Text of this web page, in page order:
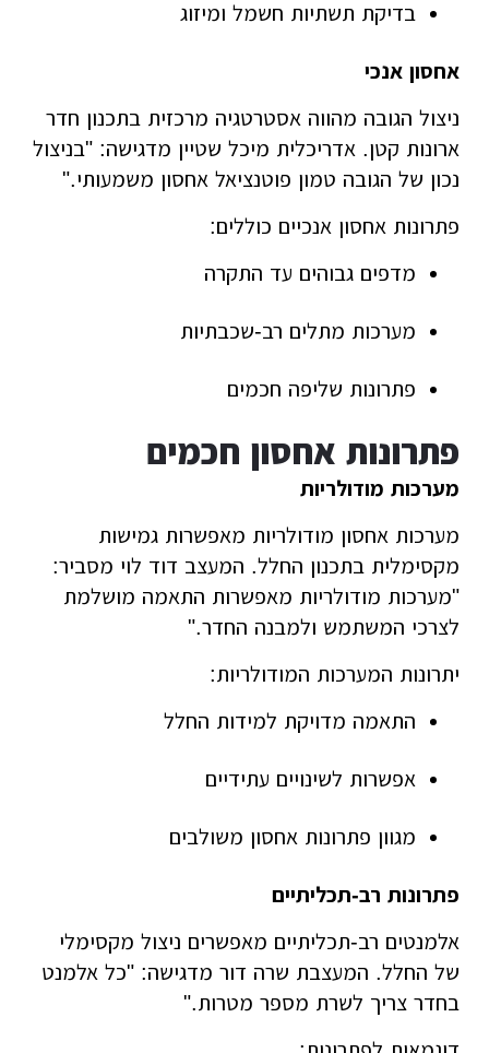
בדיקת תשתיות חשמל ומיזוג
אחסון אנכי
ניצול הגובה מהווה אסטרטגיה מרכזית בתכנון חדר
ארונות קטן. אדריכלית מיכל שטיין מדגישה: "בניצול
נכון של הגובה טמון פוטנציאל אחסון משמעותי."
פתרונות אחסון אנכיים כוללים:
מדפים גבוהים עד התקרה
מערכות מתלים רב-שכבתיות
פתרונות שליפה חכמים
פתרונות אחסון חכמים
מערכות מודולריות
מערכות אחסון מודולריות מאפשרות גמישות
מקסימלית בתכנון החלל. המעצב דוד לוי מסביר:
"מערכות מודולריות מאפשרות התאמה מושלמת
לצרכי המשתמש ולמבנה החדר."
יתרונות המערכות המודולריות:
התאמה מדויקת למידות החלל
אפשרות לשינויים עתידיים
מגוון פתרונות אחסון משולבים
פתרונות רב-תכליתיים
אלמנטים רב-תכליתיים מאפשרים ניצול מקסימלי
של החלל. המעצבת שרה דור מדגישה: "כל אלמנט
בחדר צריך לשרת מספר מטרות."